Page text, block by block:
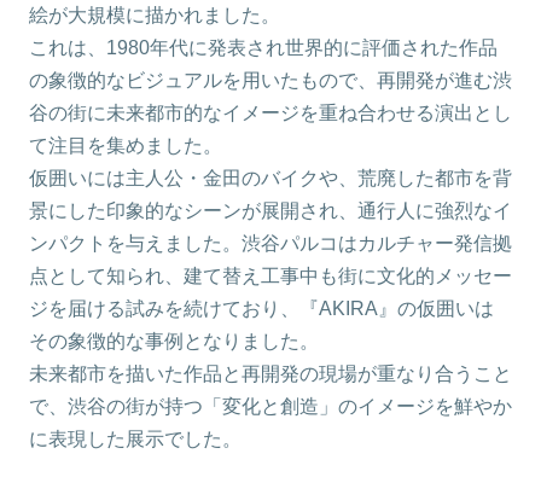
絵が大規模に描かれました。
これは、1980年代に発表され世界的に評価された作品
の象徴的なビジュアルを用いたもので、再開発が進む渋
谷の街に未来都市的なイメージを重ね合わせる演出とし
て注目を集めました。
仮囲いには主人公・金田のバイクや、荒廃した都市を背
景にした印象的なシーンが展開され、通行人に強烈なイ
ンパクトを与えました。渋谷パルコはカルチャー発信拠
点として知られ、建て替え工事中も街に文化的メッセー
ジを届ける試みを続けており、『AKIRA』の仮囲いは
その象徴的な事例となりました。
未来都市を描いた作品と再開発の現場が重なり合うこと
で、渋谷の街が持つ「変化と創造」のイメージを鮮やか
に表現した展示でした。